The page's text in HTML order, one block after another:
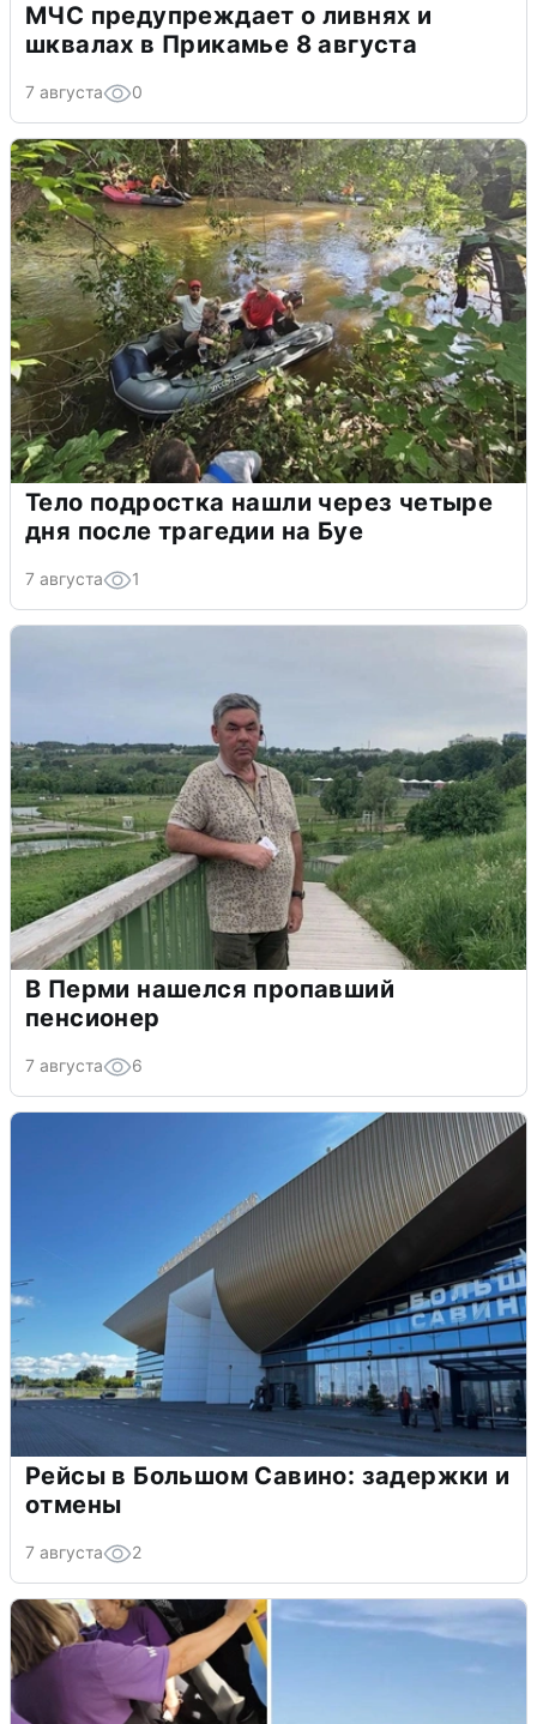
МЧС предупреждает о ливнях и
шквалах в Прикамье 8 августа
7 августа 0
Тело подростка нашли через четыре
дня после трагедии на Буе
7 августа 1
В Перми нашелся пропавший
пенсионер
7 августа 6
Рейсы в Большом Савино: задержки и
отмены
7 августа 2